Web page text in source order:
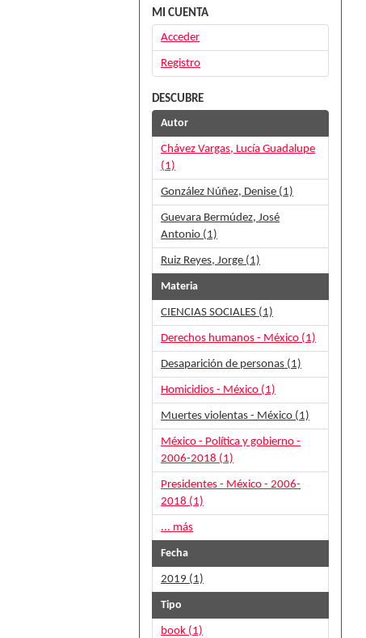
MI CUENTA
Acceder
Registro
DESCUBRE
Autor
Chávez Vargas, Lucía Guadalupe
(1)
González Núñez, Denise (1)
Guevara Bermúdez, José
Antonio (1)
Ruiz Reyes, Jorge (1)
Materia
CIENCIAS SOCIALES (1)
Derechos humanos - México (1)
Desaparición de personas (1)
Homicidios - México (1)
Muertes violentas - México (1)
México - Política y gobierno -
2006-2018 (1)
Presidentes - México - 2006-
2018 (1)
... más
Fecha
2019 (1)
Tipo
book (1)